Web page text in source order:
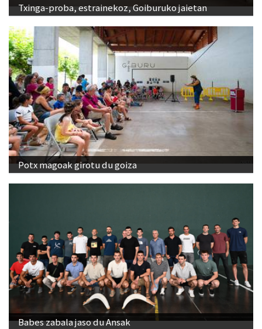
Txinga-proba, estrainekoz, Goiburuko jaietan
Potx magoak girotu du goiza
Babes zabala jaso du Ansak